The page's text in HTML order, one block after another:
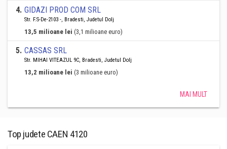
4. GIDAZI PROD COM SRL
Str. F.S-De-2103 -, Bradesti, Judetul Dolj
13,5 milioane lei (3,1 milioane euro)
5. CASSAS SRL
Str. MIHAI VITEAZUL 9C, Bradesti, Judetul Dolj
13,2 milioane lei (3 milioane euro)
MAI MULT
Top judete CAEN 4120